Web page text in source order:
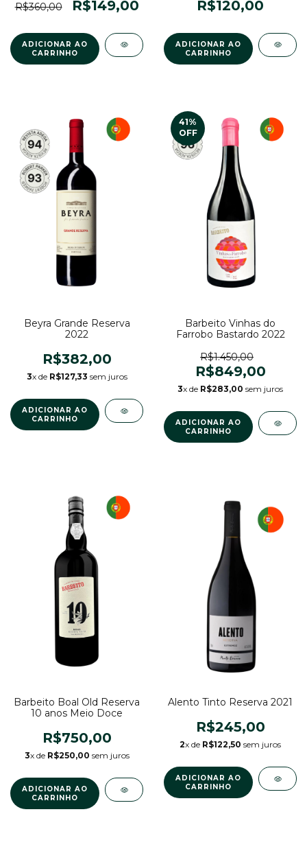
R$360,00 R$149,00 R$120,00
Beyra Grande Reserva
2022
R$382,00
3x de R$127,33 sem juros
41%
OFF
Barbeito Vinhas do
Farrobo Bastardo 2022
R$1.450,00
R$849,00
3x de R$283,00 sem juros
Barbeito Boal Old Reserva
10 anos Meio Doce
R$750,00
3x de R$250,00 sem juros
Alento Tinto Reserva 2021
R$245,00
2x de R$122,50 sem juros